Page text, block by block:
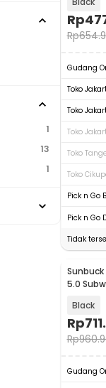
1
13
1
Rp
Rp
Gudang
Toko
Toko
Toko
Toko
Toko
Pick n Go
Pick n Go
Tidak
5.0
Black
Rp
Rp
Gudang